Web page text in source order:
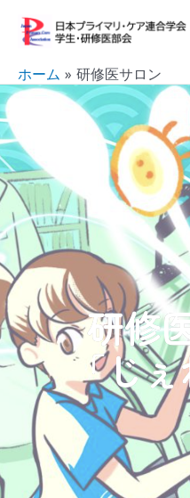
ス
キ
ッ
プ
ホーム 研修医サロン
研修
「じ